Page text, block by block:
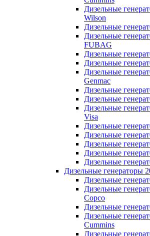
Дизельные
Wilson
Дизельные
Дизельные
FUBAG
Дизельные
Дизельные
Дизельные
Genmac
Дизельные
Дизельные
Дизельные
Visa
Дизельные
Дизельные
Дизельные
Дизельные
Дизельные
Дизельные генераторы
Дизельные
Дизельные
Copco
Дизельные
Дизельные
Cummins
Дизельные